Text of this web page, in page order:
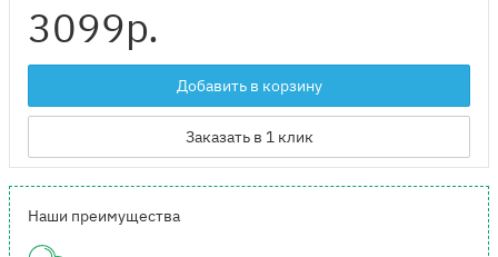
3099р.
Добавить в корзину
Заказать в 1 клик
Наши преимущества